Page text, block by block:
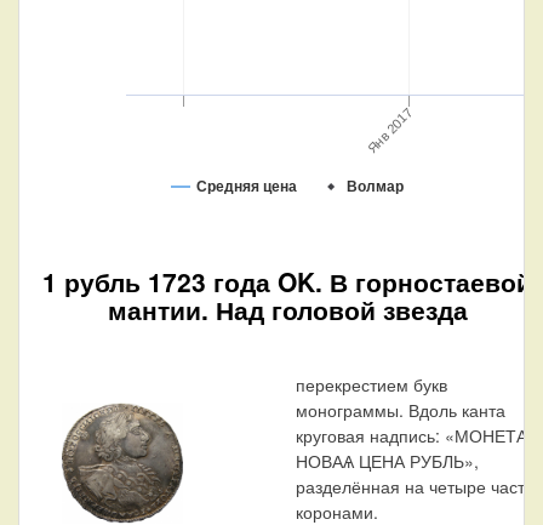
Средняя цена Волмар
Янв 2017
1 рубль 1723 года OK. В горностаевой
мантии. Над головой звезда
перекрестием букв
монограммы. Вдоль канта
круговая надпись: «МОНЕТА
НОВАѦ ЦЕНА РУБЛЬ»,
разделённая на четыре части
коронами.